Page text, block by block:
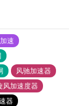
速
风驰加速器
风加速度器
器